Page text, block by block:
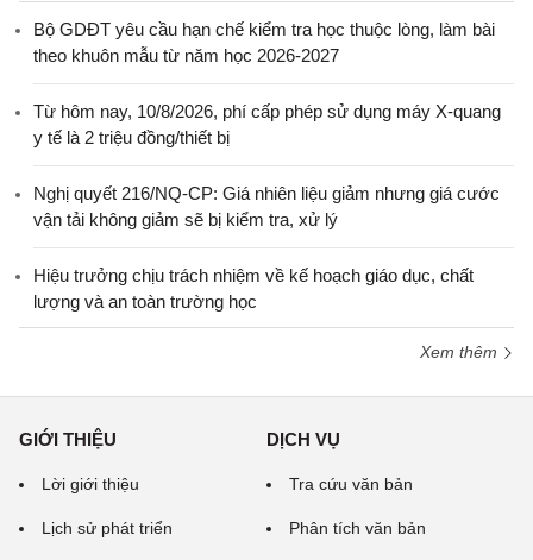
Bộ GDĐT yêu cầu hạn chế kiểm tra học thuộc lòng, làm bài
theo khuôn mẫu từ năm học 2026-2027
Từ hôm nay, 10/8/2026, phí cấp phép sử dụng máy X-quang
y tế là 2 triệu đồng/thiết bị
Nghị quyết 216/NQ-CP: Giá nhiên liệu giảm nhưng giá cước
vận tải không giảm sẽ bị kiểm tra, xử lý
Hiệu trưởng chịu trách nhiệm về kế hoạch giáo dục, chất
lượng và an toàn trường học
Xem thêm
GIỚI THIỆU
Lời giới thiệu
Lịch sử phát triển
DỊCH VỤ
Tra cứu văn bản
Phân tích văn bản